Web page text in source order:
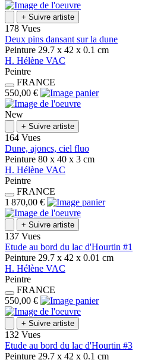
+ Suivre artiste
178 Vues
Deux pins dansant sur la dune
Peinture 29.7 x 42 x 0.1 cm
H. Hélène VAC
Peintre
FRANCE
550,00 €
New
+ Suivre artiste
164 Vues
Dune, ajoncs, ciel fluo
Peinture 80 x 40 x 3 cm
H. Hélène VAC
Peintre
FRANCE
1 870,00 €
+ Suivre artiste
137 Vues
Etude au bord du lac d'Hourtin #1
Peinture 29.7 x 42 x 0.01 cm
H. Hélène VAC
Peintre
FRANCE
550,00 €
+ Suivre artiste
132 Vues
Etude au bord du lac d'Hourtin #3
Peinture 29.7 x 42 x 0.1 cm